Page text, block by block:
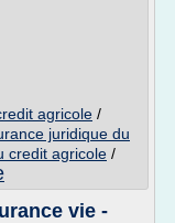
agricole /
juridique du
credit agricole /
vie -